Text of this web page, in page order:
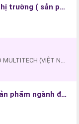
Nhân viên nghiên cứu và phát triển thị trường ( sản phẩm ngành điện)
CÔNG TY TRÁCH NHIỆM HỮU HẠN ADVANCED MULTITECH (VIỆT NAM)
Kỹ thuật viên dây chuyền sản xuất sản phẩm ngành điện